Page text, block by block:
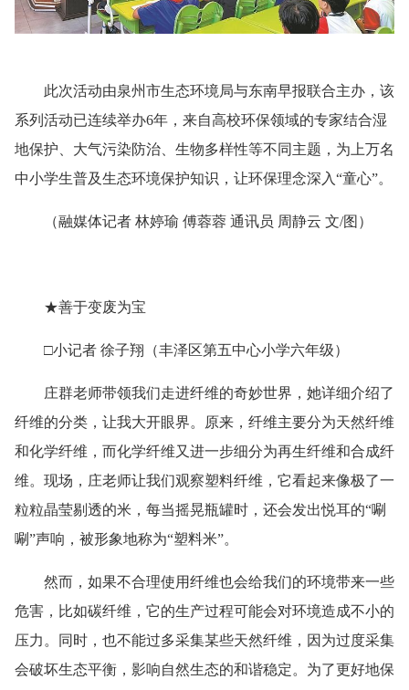
此次活动由泉州市生态环境局与东南早报联合主办，该
系列活动已连续举办6年，来自高校环保领域的专家结合湿
地保护、大气污染防治、生物多样性等不同主题，为上万名
中小学生普及生态环境保护知识，让环保理念深入“童心”。
（融媒体记者 林婷瑜 傅蓉蓉 通讯员 周静云 文/图 ）
★善于变废为宝
□小记者 徐子翔（丰泽区第五中心小学六年级）
庄群老师带领我们走进纤维的奇妙世界，她详细介绍了
纤维的分类，让我大开眼界。原来，纤维主要分为天然纤维
和化学纤维，而化学纤维又进一步细分为再生纤维和合成纤
维。现场，庄老师让我们观察塑料纤维，它看起来像极了一
粒粒晶莹剔透的米，每当摇晃瓶罐时，还会发出悦耳的“唰
唰”声响，被形象地称为“塑料米”。
然而，如果不合理使用纤维也会给我们的环境带来一些
危害，比如碳纤维，它的生产过程可能会对环境造成不小的
压力。同时，也不能过多采集某些天然纤维，因为过度采集
会破坏生态平衡，影响自然生态的和谐稳定。为了更好地保